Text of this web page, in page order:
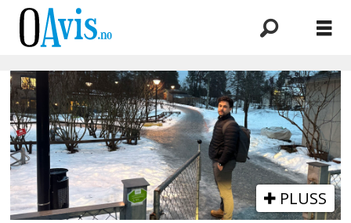
Emne:
valgløfter
PLUSS